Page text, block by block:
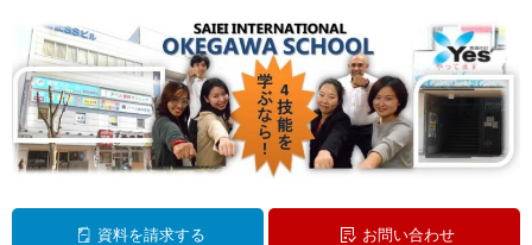
資料を請求する お問い合わせ